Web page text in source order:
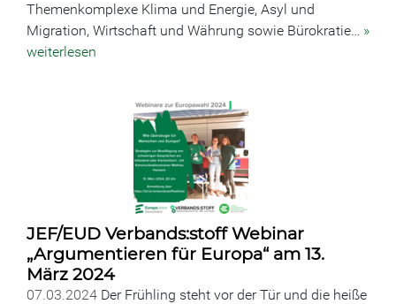
Themenkomplexe Klima und Energie, Asyl und
Migration, Wirtschaft und Währung sowie Bürokratie… »
weiterlesen
JEF/EUD Verbands:stoff Webinar
„Argumentieren für Europa“ am 13.
März 2024
07.03.2024 Der Frühling steht vor der Tür und die heiße